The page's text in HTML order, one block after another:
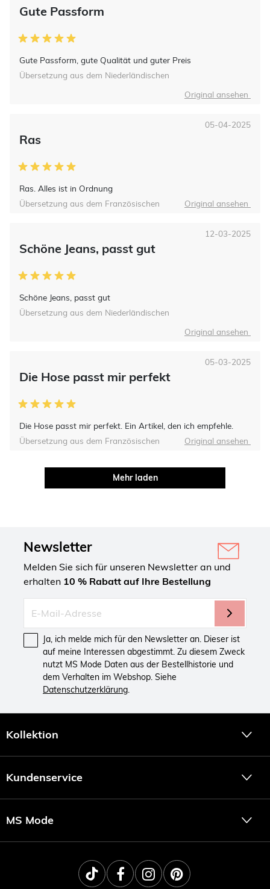
Gute Passform
Gute Passform, gute Qualität und guter Preis
Übersetzung aus dem Niederländischen
Original ansehen
Ras
Ras. Alles ist in Ordnung
05-04-2025
Übersetzung aus dem Französischen Original ansehen
Schöne Jeans, passt gut
Schöne Jeans, passt gut
12-03-2025
Übersetzung aus dem Niederländischen
Original ansehen
Die Hose passt mir perfekt
Die Hose passt mir perfekt. Ein Artikel, den ich empfehle.
05-03-2025
Übersetzung aus dem Französischen Original ansehen
Mehr laden
Newsletter
Melden Sie sich für unseren Newsletter an und
erhalten 10 % Rabatt auf Ihre Bestellung
Ja, ich melde mich für den Newsletter an. Dieser ist
auf meine Interessen abgestimmt. Zu diesem Zweck
nutzt MS Mode Daten aus der Bestellhistorie und
dem Verhalten im Webshop. Siehe
Datenschutzerklärung.
Kollektion
Kundenservice
MS Mode